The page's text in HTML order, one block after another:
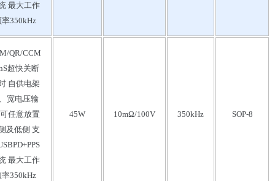
最大工作
350kHz
QR/CCM
超快关断
自供电架
宽电压输
任意放置
及低侧 支
最大工作
350kHz
45W 10mΩ/100V 350kHz SOP-8